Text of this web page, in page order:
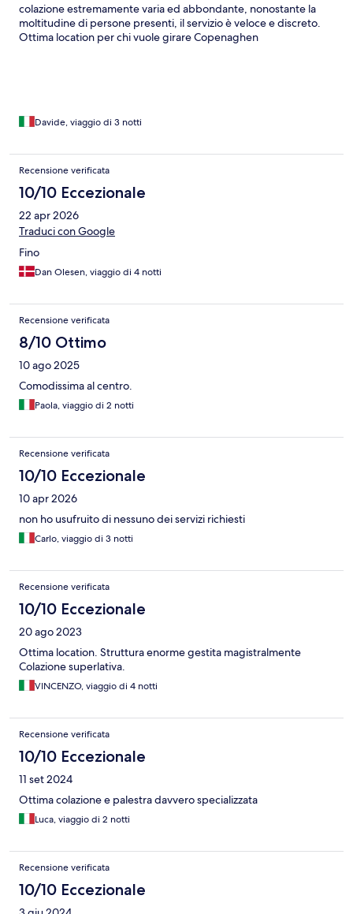
colazione estremamente varia ed abbondante, nonostante la
moltitudine di persone presenti, il servizio è veloce e discreto.
Ottima location per chi vuole girare Copenaghen
Davide, viaggio di 3 notti
Recensione verificata
10/10 Eccezionale
22 apr 2026
Traduci con Google
Fino
Dan Olesen, viaggio di 4 notti
Recensione verificata
8/10 Ottimo
10 ago 2025
Comodissima al centro.
Paola, viaggio di 2 notti
Recensione verificata
10/10 Eccezionale
10 apr 2026
non ho usufruito di nessuno dei servizi richiesti
Carlo, viaggio di 3 notti
Recensione verificata
10/10 Eccezionale
20 ago 2023
Ottima location. Struttura enorme gestita magistralmente
Colazione superlativa.
VINCENZO, viaggio di 4 notti
Recensione verificata
10/10 Eccezionale
11 set 2024
Ottima colazione e palestra davvero specializzata
Luca, viaggio di 2 notti
Recensione verificata
10/10 Eccezionale